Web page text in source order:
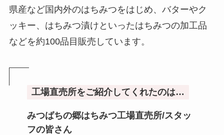
県産など国内外のはちみつをはじめ、バターやク
ッキー、はちみつ漬けといったはちみつの加工品
などを約100品目販売しています。
工場直売所をご紹介してくれたのは…
みつばちの郷はちみつ工場直売所/スタッ
フの皆さん